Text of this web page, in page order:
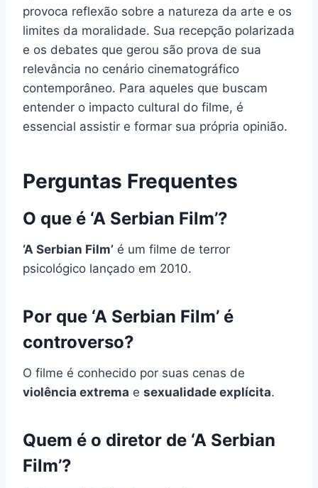
provoca reflexão sobre a natureza da arte e os
limites da moralidade. Sua recepção polarizada
e os debates que gerou são prova de sua
relevância no cenário cinematográfico
contemporâneo. Para aqueles que buscam
entender o impacto cultural do filme, é
essencial assistir e formar sua própria opinião.
Perguntas Frequentes
O que é ‘A Serbian Film’?
‘A Serbian Film’ é um filme de terror
psicológico lançado em 2010.
Por que ‘A Serbian Film’ é
controverso?
O filme é conhecido por suas cenas de
violência extrema e sexualidade explícita.
Quem é o diretor de ‘A Serbian
Film’?